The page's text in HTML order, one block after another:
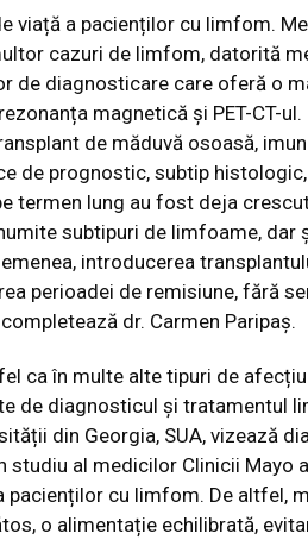
viață a pacienților cu limfom.
cazuri de limfom, datorită
de diagnosticare care oferă o
magnetică și PET-CT-
de măduvă osoasă,
de prognostic, subtip
termen lung au fost deja
subtipuri de limfoame, dar
introducerea
perioadei de remisiune, fără
dr. Carmen Paripaș.
ca în multe alte tipuri de
de diagnosticul și tratamentul
din Georgia, SUA, vizează
studiu al medicilor Clinicii Mayo
pacienților cu limfom. De altfel,
o alimentație echilibrată,